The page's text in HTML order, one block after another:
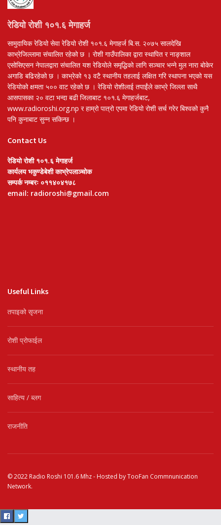
रेडियो रोशी १०१.६ मेगाहर्ज
सामुदायिक रेडियो सेवा रेडियो रोशी १०१.६ मेगाहर्ज बि.स. २०७५ सालदेखि
काभ्रेजिल्लामा संचालित रहेको छ । रोशी गाउँपालिका द्वारा स्थापित र नाङ्शाल
एसोसिएसन नेपालद्वारा संचालित यश रेडियोले समृद्धिको लागि सञ्चार भन्ने मुल नारा बोकेर
अगाडि बढिरहेको छ । काभ्रेको १३ वटै स्थानीय तहलाई लक्षित गरि स्थापना भएको यस
रेडियोको क्षमता ५०० वाट रहेको छ । रेडियो रोशीलाई तपाईंले काभ्रे जिल्ला साथै
आसपासका २० वटा भन्दा बढी जिलाबाट १०१.६ मेगाहर्जबाट,
www.radioroshi.org.np र हाम्रो पात्रो एपमा रेडियो रोशी सर्च गरेर बिश्वको कुनै
पनि कुनाबाट सुन्न सकिन्छ ।
Contact Us
रेडियो रोशी १०१.६ मेगाहर्ज
कार्यलय भकुण्डेबेशी काभ्रेपलाञ्चोक
सम्पर्क नम्बरः ०११४०४१७८
email: radioroshi@gmail.com
Useful Links
तपाइको सृजना
रोशी प्रोफाईल
स्थानीय तह
साहित्य / ब्लग
राजनीति
© 2022 Radio Roshi 101.6 Mhz- Hosted byTooFan Commnunication
Network.